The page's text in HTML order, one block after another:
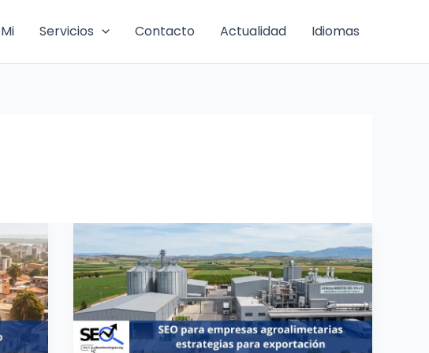
Servicios Contacto Actualidad Idiomas
SEO
para
empresas
agroindustriales
|
Exporta